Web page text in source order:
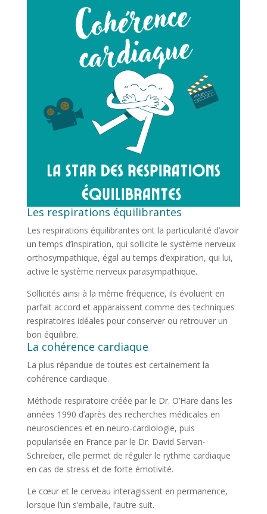
Les respirations équilibrantes
Les respirations équilibrantes ont la particularité d’avoir
un temps d’inspiration, qui sollicite le système nerveux
orthosympathique, égal au temps d’expiration, qui lui,
active le système nerveux parasympathique.
Sollicités ainsi à la même fréquence, ils évoluent en
parfait accord et apparaissent comme des techniques
respiratoires idéales pour conserver ou retrouver un
bon équilibre.
La cohérence cardiaque
La plus répandue de toutes est certainement la
cohérence cardiaque.
Méthode respiratoire créée par le Dr. O’Hare dans les
années 1990 d’après des recherches médicales en
neurosciences et en neuro-cardiologie, puis
popularisée en France par le Dr. David Servan-
Schreiber, elle permet de réguler le rythme cardiaque
en cas de stress et de forte émotivité.
Le cœur et le cerveau interagissent en permanence,
lorsque l’un s’emballe, l’autre suit.